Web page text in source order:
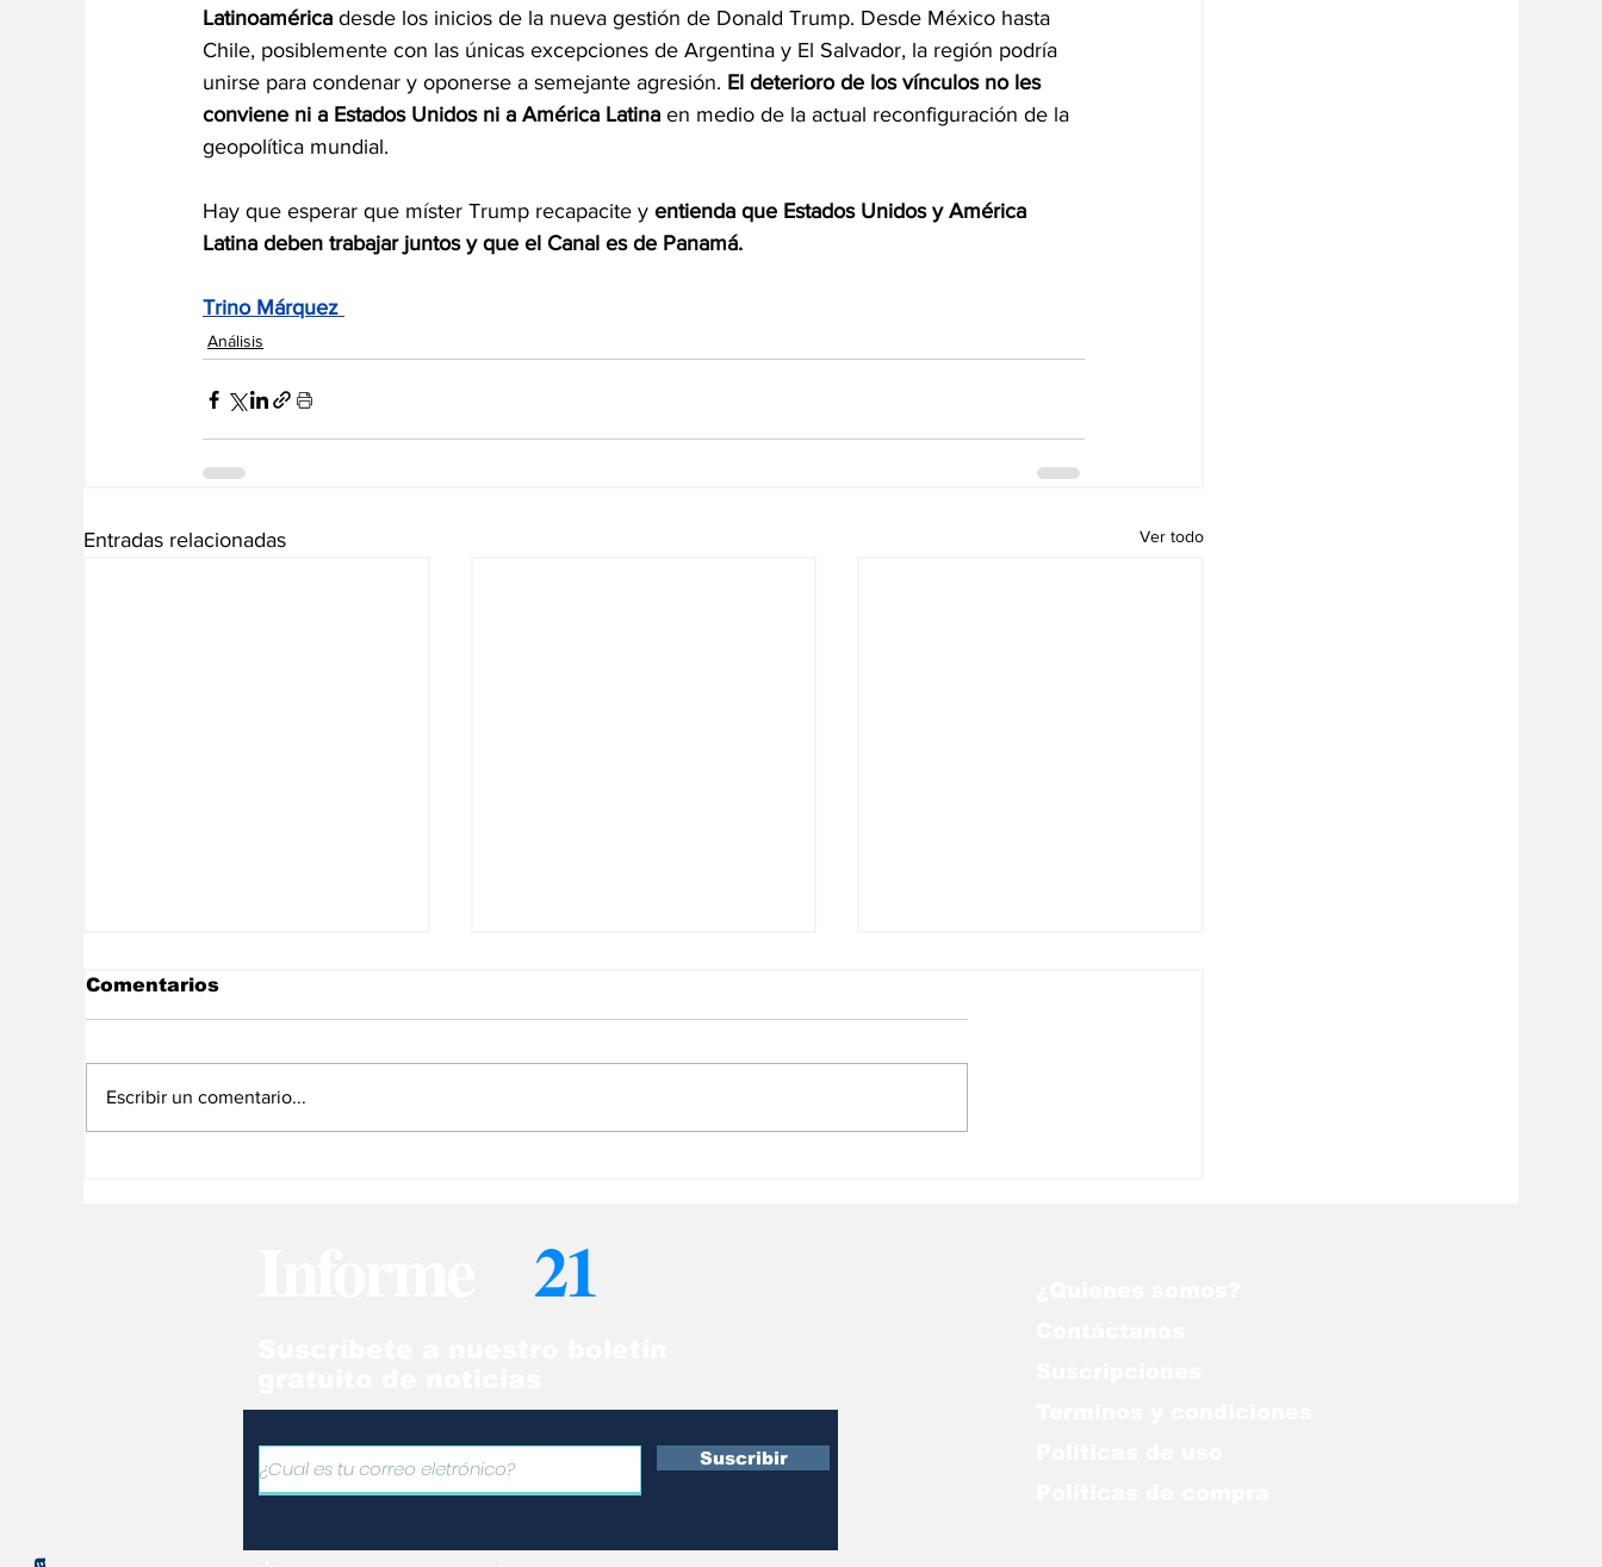
Latinoamérica desde los inicios de la nueva gestión de Donald Trump. Desde México hasta
Chile, posiblemente con las únicas excepciones de Argentina y El Salvador, la región podría
unirse para condenar y oponerse a semejante agresión. El deterioro de los vínculos no les
conviene ni a Estados Unidos ni a América Latina en medio de la actual reconfiguración de la
geopolítica mundial.
Hay que esperar que míster Trump recapacite y entienda que Estados Unidos y América
Latina deben trabajar juntos y que el Canal es de Panamá.
Trino Márquez
Análisis
Entradas relacionadas Ver todo
Un “Cuento Chino”
Comentarios
Escribir un comentario...
21
Suscribir